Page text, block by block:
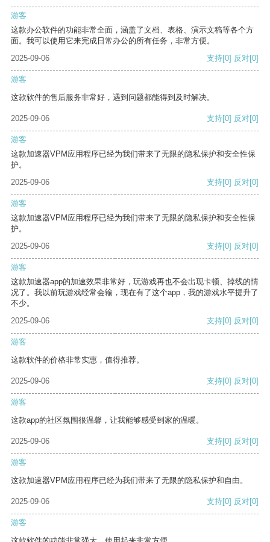
游客
这款办公软件的功能非常全面，涵盖了文档、表格、演示文稿等各个方
面。我可以使用它来完成日常办公的所有任务，非常方便。
2025-09-06
支持[0] 反对[0]
游客
这款软件的售后服务非常好，遇到问题都能得到及时解决。
2025-09-06 支持[0] 反对[0]
游客
这款加速器VPM应用程序已经为我们带来了无限的隐私保护和安全性保
护。
2025-09-06
支持[0] 反对[0]
游客
这款加速器VPM应用程序已经为我们带来了无限的隐私保护和安全性保
护。
2025-09-06
支持[0] 反对[0]
游客
这款加速器app的加速效果非常好，玩游戏再也不会出现卡顿、掉线的情
况了。我以前玩游戏经常会输，现在有了这个app，我的游戏水平提升了
不少。
2025-09-06
支持[0] 反对[0]
游客
这款软件的价格非常实惠，值得推荐。
2025-09-06 支持[0] 反对[0]
游客
这款app的社区氛围很温馨，让我能够感受到家的温暖。
2025-09-06 支持[0] 反对[0]
游客
这款加速器VPM应用程序已经为我们带来了无限的隐私保护和自由。
2025-09-06 支持[0] 反对[0]
游客